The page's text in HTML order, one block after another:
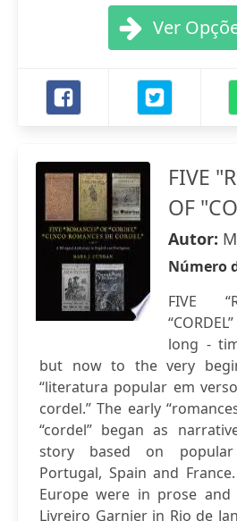
Ver
FIVE
OF
Autor:
Número
FIVE
long -
but now to the very
“literatura popular em
cordel.” The early
“cordel” began as
story based on
Portugal, Spain and
Europe were in prose
Livreiro Garnier in Rio de